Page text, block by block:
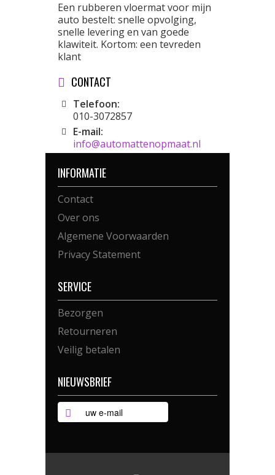
Een rubberen vloermat voor mijn
auto bestelt: snelle opvolging,
snelle levering en van goede
klawiteit. Kortom: een tevreden
klant
CONTACT
Telefoon:
010-3072857
E-mail:
info@automattenopmaat.nl
INFORMATIE
Contact
Over ons
Algemene Voorwaarden
Privacy Statement
SERVICE
Bezorgen
Retourneren
Veilig betalen
NIEUWSBRIEF